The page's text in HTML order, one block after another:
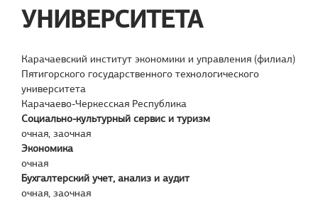
УНИВЕРСИТЕТА
Карачаевский институт экономики и управления (филиал)
Пятигорского государственного технологического
университета
Карачаево-Черкесская Республика
Социально-культурный сервис и туризм
очная, заочная
Экономика
очная
Бухгалтерский учет, анализ и аудит
очная, заочная